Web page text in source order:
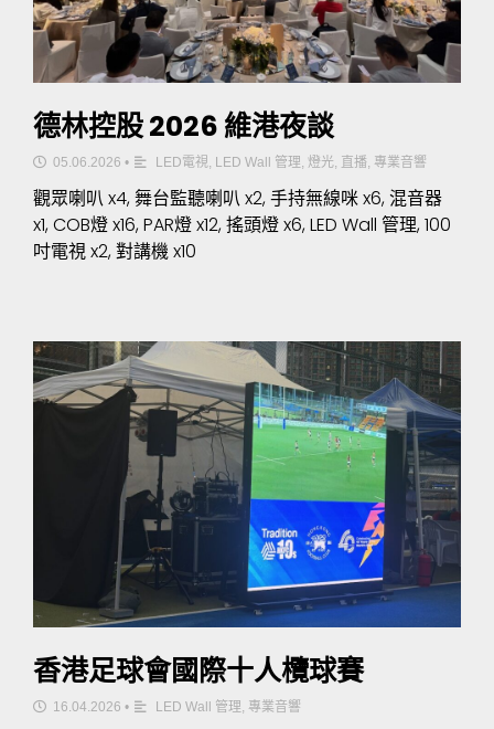
德林控股 2026 維港夜談
05.06.2026 • LED電視, LED Wall 管理, 燈光, 直播, 專業音響
觀眾喇叭 x4, 舞台監聽喇叭 x2, 手持無線咪 x6, 混音器
x1, COB燈 x16, PAR燈 x12, 搖頭燈 x6, LED Wall 管理, 100
吋電視 x2, 對講機 x10
香港足球會國際十人欖球賽
16.04.2026 • LED Wall 管理, 專業音響